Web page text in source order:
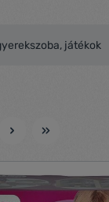
játékok